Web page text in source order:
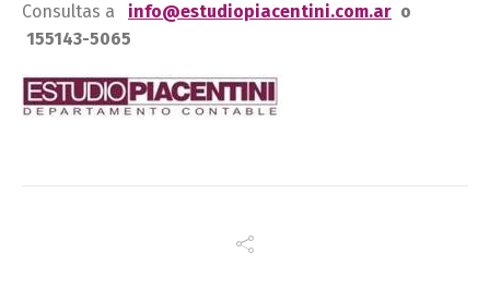
Consultas a info@estudiopiacentini.com.ar o
155143-5065